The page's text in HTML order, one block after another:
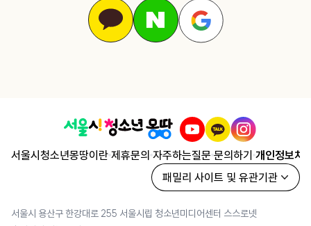
서울시청소년몽땅이란 제휴문의 자주하는질문 문의하기 개인정보처
패밀리 사이트 및 유관기관
서울시 용산구 한강대로 255 서울시립 청소년미디어센터 스스로넷